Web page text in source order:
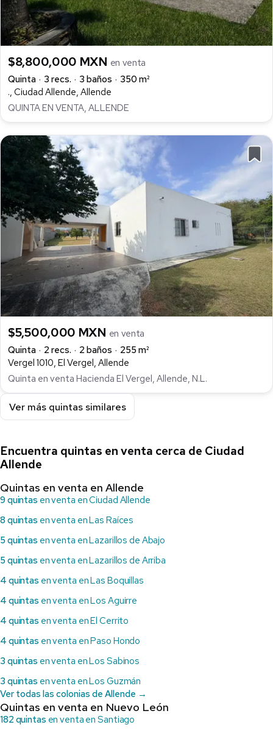
$8,800,000 MXN en venta
Quinta
3 recs. 3 baños
350 m²
., Ciudad Allende, Allende
QUINTA EN VENTA, ALLENDE
$5,500,000 MXN en venta
Quinta
2 recs. 2 baños
255 m²
Vergel 1010, El Vergel, Allende
Quinta en venta Hacienda El Vergel, Allende, N.L.
Ver más quintas similares
Encuentra quintas en venta cerca de Ciudad
Allende
Quintas en venta en Allende
9 quintas en venta en Ciudad Allende
8 quintas en venta en Las Raíces
5 quintas en venta en Lazarillos de Abajo
5 quintas en venta en Lazarillos de Arriba
4 quintas en venta en Las Boquillas
4 quintas en venta en Los Aguirre
4 quintas en venta en El Cerrito
4 quintas en venta en Paso Hondo
3 quintas en venta en Los Sabinos
3 quintas en venta en Los Guzmán
Ver todas las colonias de Allende →
Quintas en venta en Nuevo León
182 quintas en venta en Santiago